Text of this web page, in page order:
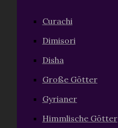
Curachi
Dimisori
Disha
Große Götter
Gyrianer
Himmlische Götter